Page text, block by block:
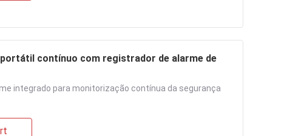
contínuo com registrador de alarme de
integrado para monitorização contínua da segurança